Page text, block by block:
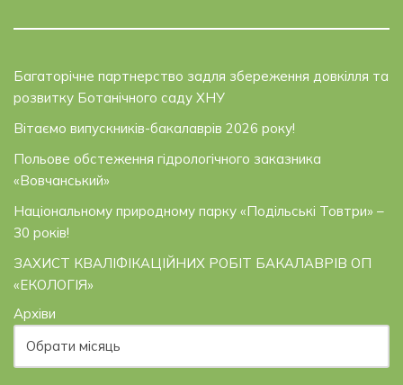
Багаторічне партнерство задля збереження довкілля та
розвитку Ботанічного саду ХНУ
Вітаємо випускників-бакалаврів 2026 року!
Польове обстеження гідрологічного заказника
«Вовчанський»
Національному природному парку «Подільські Товтри» –
30 років!
ЗАХИСТ КВАЛІФІКАЦІЙНИХ РОБІТ БАКАЛАВРІВ ОП
«ЕКОЛОГІЯ»
Архіви